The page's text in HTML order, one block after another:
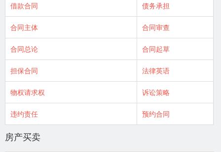
借款合同 债务承担
合同主体 合同审查
合同总论 合同起草
担保合同 法律英语
物权请求权 诉讼策略
违约责任 预约合同
房产买卖